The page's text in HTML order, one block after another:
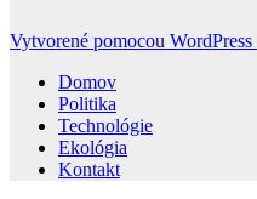
Vytvorené pomocou WordPress
Domov
Politika
Technológie
Ekológia
Kontakt